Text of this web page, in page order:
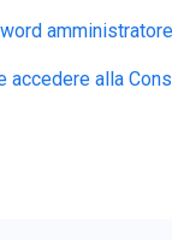
amministratore
accedere alla